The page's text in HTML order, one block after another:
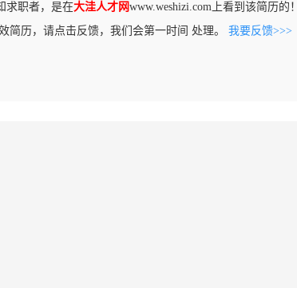
求职者，是在大洼人才网www.weshizi.com上看到该简历的！
简历，请点击反馈，我们会第一时间 处理。 我要反馈>>>